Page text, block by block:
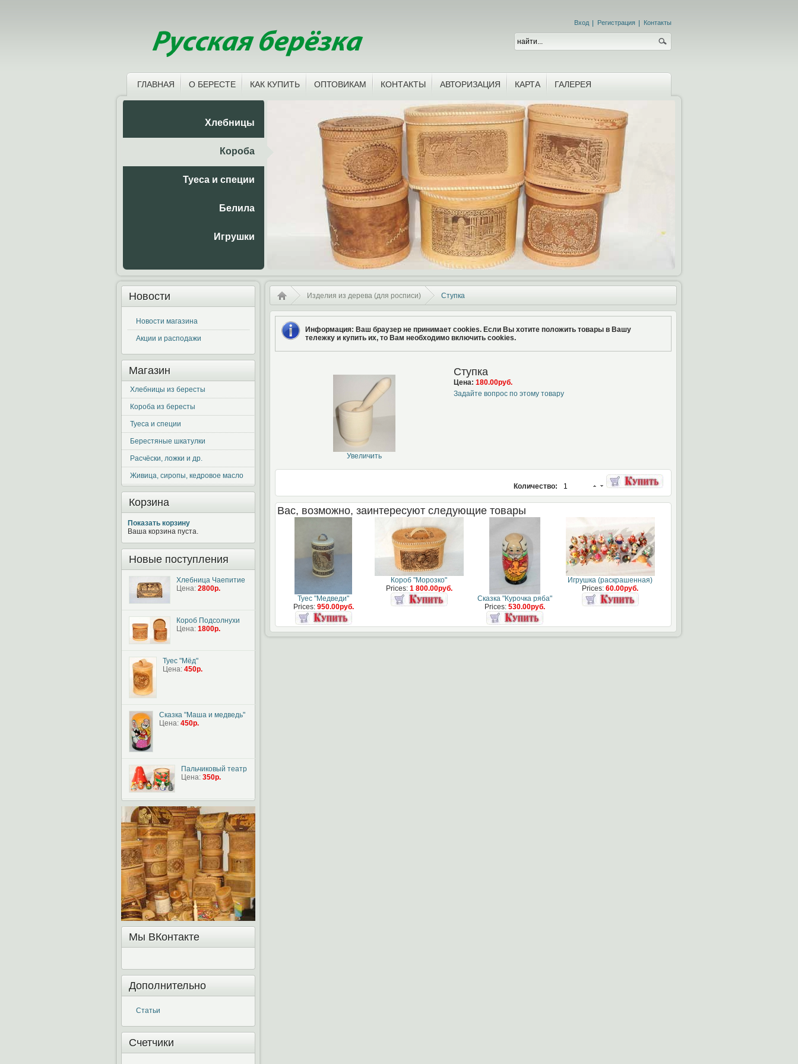
Вход Регистрация Контакты
ГЛАВНАЯ О БЕРЕСТЕ КАК КУПИТЬ ОПТОВИКАМ КОНТАКТЫ АВТОРИЗАЦИЯ КАРТА ГАЛЕРЕЯ
Хлебницы
Короба
Туеса и специи
Белила
Игрушки
Новости
Новости магазина
Акции и расподажи
Магазин
Хлебницы из бересты
Короба из бересты
Туеса и специи
Берестяные шкатулки
Расчёски, ложки и др.
Живица, сиропы, кедровое масло
Корзина
Показать корзину
Ваша корзина пуста.
Новые поступления
Хлебница Чаепитие
Цена: 2800р.
Короб Подсолнухи
Цена: 1800р.
Туес "Мёд"
Цена: 450р.
Сказка "Маша и медведь"
Цена: 450р.
Пальчиковый театр
Цена: 350р.
Мы ВКонтакте
Дополнительно
Статьи
Счетчики
Изделия из дерева (для росписи) Ступка
Информация: Ваш браузер не принимает cookies. Если Вы хотите положить товары в Вашу
тележку и купить их, то Вам необходимо включить cookies.
Увеличить
Ступка
Цена: 180.00руб.
Задайте вопрос по этому товару
Количество:
Вас, возможно, заинтересуют следующие товары
Туес "Медведи"
Prices: 950.00руб.
Короб "Морозко"
Prices: 1 800.00руб.
Сказка "Курочка ряба"
Prices: 530.00руб.
Игрушка (раскрашенная)
Prices:60.00руб.